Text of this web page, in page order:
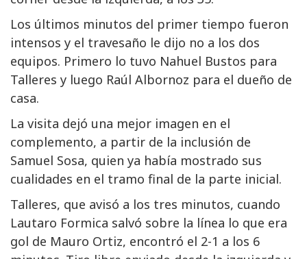
Los últimos minutos del primer tiempo fueron
intensos y el travesaño le dijo no a los dos
equipos. Primero lo tuvo Nahuel Bustos para
Talleres y luego Raúl Albornoz para el dueño de
casa.
La visita dejó una mejor imagen en el
complemento, a partir de la inclusión de
Samuel Sosa, quien ya había mostrado sus
cualidades en el tramo final de la parte inicial.
Talleres, que avisó a los tres minutos, cuando
Lautaro Formica salvó sobre la línea lo que era
gol de Mauro Ortiz, encontró el 2-1 a los 6